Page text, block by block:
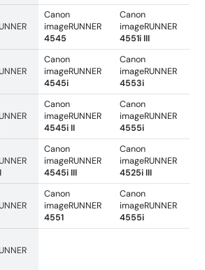
Canon
imageRUNNER
4545
Canon
imageRUNNER
4551i III
Canon
imageRUNNER
4545i
Canon
imageRUNNER
4553i
Canon
imageRUNNER
4545i II
Canon
imageRUNNER
4555i
Canon
imageRUNNER
4545i III
Canon
imageRUNNER
4525i III
Canon
imageRUNNER
4551
Canon
imageRUNNER
4555i